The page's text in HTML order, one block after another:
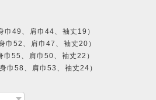
巾49、肩巾44、袖丈19）
巾52、肩巾47、袖丈20）
巾55、肩巾50、袖丈22）
巾58、肩巾53、袖丈24）